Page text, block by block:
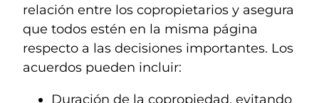
relación entre los copropietarios y asegura
que todos estén en la misma página
respecto a las decisiones importantes. Los
acuerdos pueden incluir:
Duración de la copropiedad, evitando